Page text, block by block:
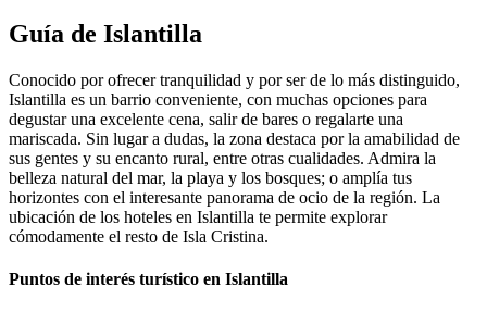
Guía de Islantilla
Conocido por ofrecer tranquilidad y por ser de lo más distinguido,
Islantilla es un barrio conveniente, con muchas opciones para
degustar una excelente cena, salir de bares o regalarte una
mariscada. Sin lugar a dudas, la zona destaca por la amabilidad de
sus gentes y su encanto rural, entre otras cualidades. Admira la
belleza natural del mar, la playa y los bosques; o amplía tus
horizontes con el interesante panorama de ocio de la región. La
ubicación de los hoteles en Islantilla te permite explorar
cómodamente el resto de Isla Cristina.
Puntos de interés turístico en Islantilla